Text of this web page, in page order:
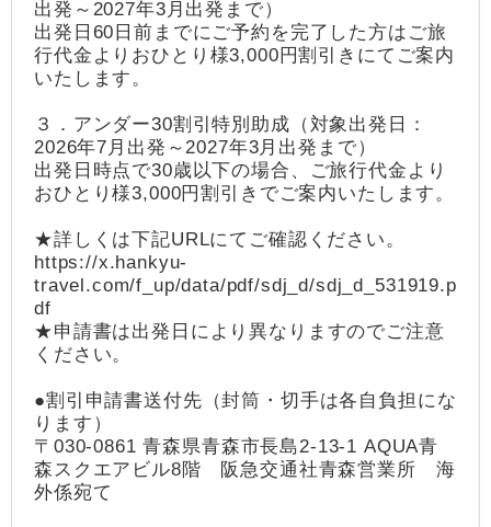
出発～2027年3月出発まで）
出発日60日前までにご予約を完了した方はご旅
行代金よりおひとり様3,000円割引きにてご案内
いたします。
３．アンダー30割引特別助成（対象出発日：
2026年7月出発～2027年3月出発まで）
出発日時点で30歳以下の場合、ご旅行代金より
おひとり様3,000円割引きでご案内いたします。
★詳しくは下記URLにてご確認ください。
https://x.hankyu-
travel.com/f_up/data/pdf/sdj_d/sdj_d_531919.p
df
★申請書は出発日により異なりますのでご注意
ください。
●割引申請書送付先（封筒・切手は各自負担にな
ります）
〒030-0861 青森県青森市長島2-13-1 AQUA青
森スクエアビル8階 阪急交通社青森営業所 海
外係宛て